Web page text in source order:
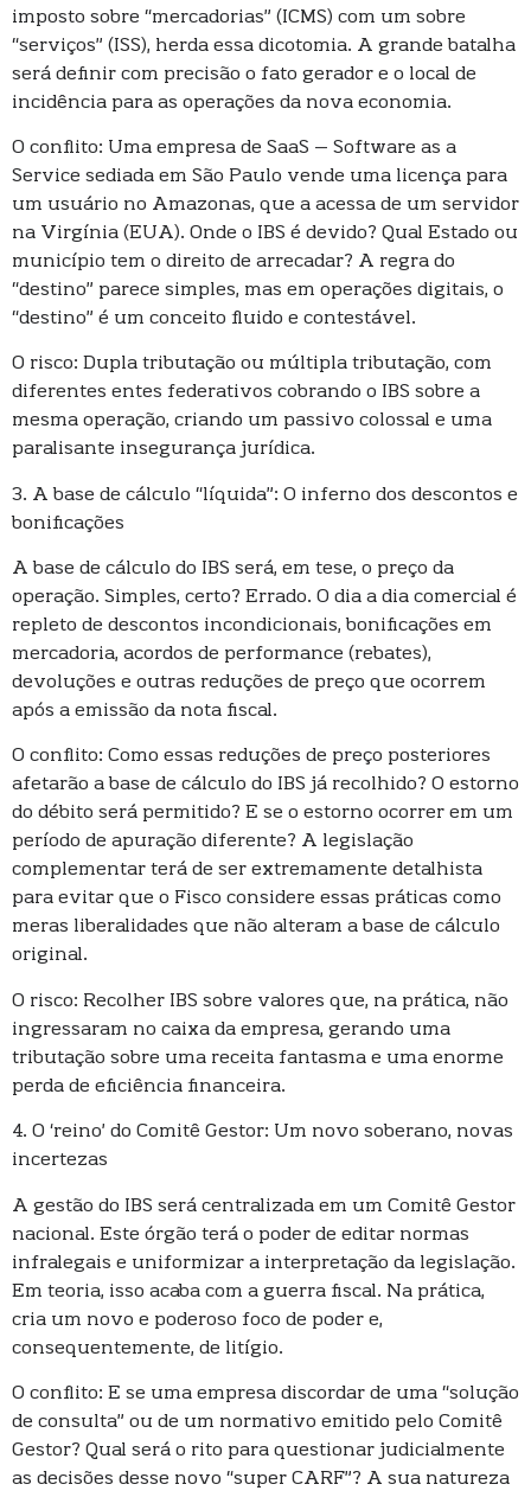
imposto sobre “mercadorias” (ICMS) com um sobre
“serviços” (ISS), herda essa dicotomia. A grande batalha
será definir com precisão o fato gerador e o local de
incidência para as operações da nova economia.
O conflito: Uma empresa de SaaS – Software as a
Service sediada em São Paulo vende uma licença para
um usuário no Amazonas, que a acessa de um servidor
na Virgínia (EUA). Onde o IBS é devido? Qual Estado ou
município tem o direito de arrecadar? A regra do
“destino” parece simples, mas em operações digitais, o
“destino” é um conceito fluido e contestável.
O risco: Dupla tributação ou múltipla tributação, com
diferentes entes federativos cobrando o IBS sobre a
mesma operação, criando um passivo colossal e uma
paralisante insegurança jurídica.
3. A base de cálculo “líquida”: O inferno dos descontos e
bonificações
A base de cálculo do IBS será, em tese, o preço da
operação. Simples, certo? Errado. O dia a dia comercial é
repleto de descontos incondicionais, bonificações em
mercadoria, acordos de performance (rebates),
devoluções e outras reduções de preço que ocorrem
após a emissão da nota fiscal.
O conflito: Como essas reduções de preço posteriores
afetarão a base de cálculo do IBS já recolhido? O estorno
do débito será permitido? E se o estorno ocorrer em um
período de apuração diferente? A legislação
complementar terá de ser extremamente detalhista
para evitar que o Fisco considere essas práticas como
meras liberalidades que não alteram a base de cálculo
original.
O risco: Recolher IBS sobre valores que, na prática, não
ingressaram no caixa da empresa, gerando uma
tributação sobre uma receita fantasma e uma enorme
perda de eficiência financeira.
4. O ‘reino’ do Comitê Gestor: Um novo soberano, novas
incertezas
A gestão do IBS será centralizada em um Comitê Gestor
nacional. Este órgão terá o poder de editar normas
infralegais e uniformizar a interpretação da legislação.
Em teoria, isso acaba com a guerra fiscal. Na prática,
cria um novo e poderoso foco de poder e,
consequentemente, de litígio.
O conflito: E se uma empresa discordar de uma “solução
de consulta” ou de um normativo emitido pelo Comitê
Gestor? Qual será o rito para questionar judicialmente
as decisões desse novo “super CARF”? A sua natureza